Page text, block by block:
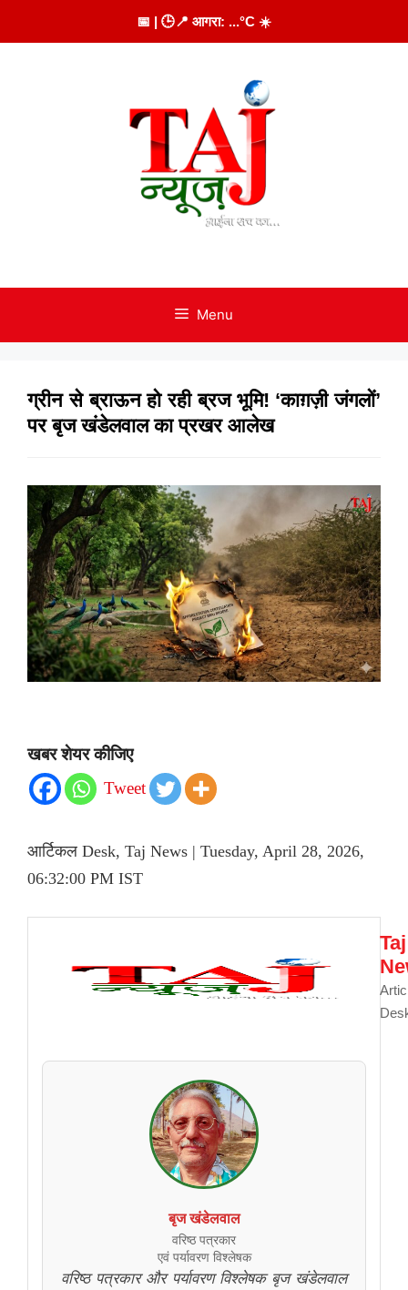
to
📅 | 🕒📍 आगरा: ...°C ☀️
Menu
ग्रीन से ब्राऊन हो रही ब्रज भूमि! ‘काग़ज़ी जंगलों’
पर बृज खंडेलवाल का प्रखर आलेख
खबर शेयर कीजिए
Tweet
आर्टिकल Desk, Taj News | Tuesday, April 28, 2026,
06:32:00 PM IST
Taj
बृज खंडेलवाल
वरिष्ठ पत्रकार
एवं पर्यावरण विश्लेषक
वरिष्ठ पत्रकार और पर्यावरण विश्लेषक बृज खंडेलवाल